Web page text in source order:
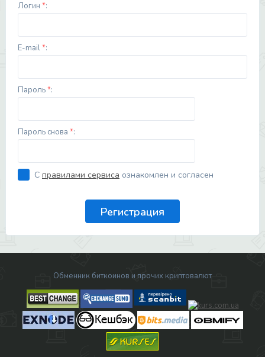
Логин *:
E-mail*:
Пароль*:
Пароль снова *:
С правилами сервиса ознакомлен и согласен
Обменник биткоинов и прочих криптовалют